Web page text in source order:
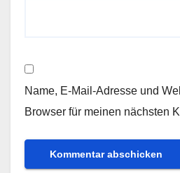
Name, E-Mail-Adresse und
Browser für meinen nächsten